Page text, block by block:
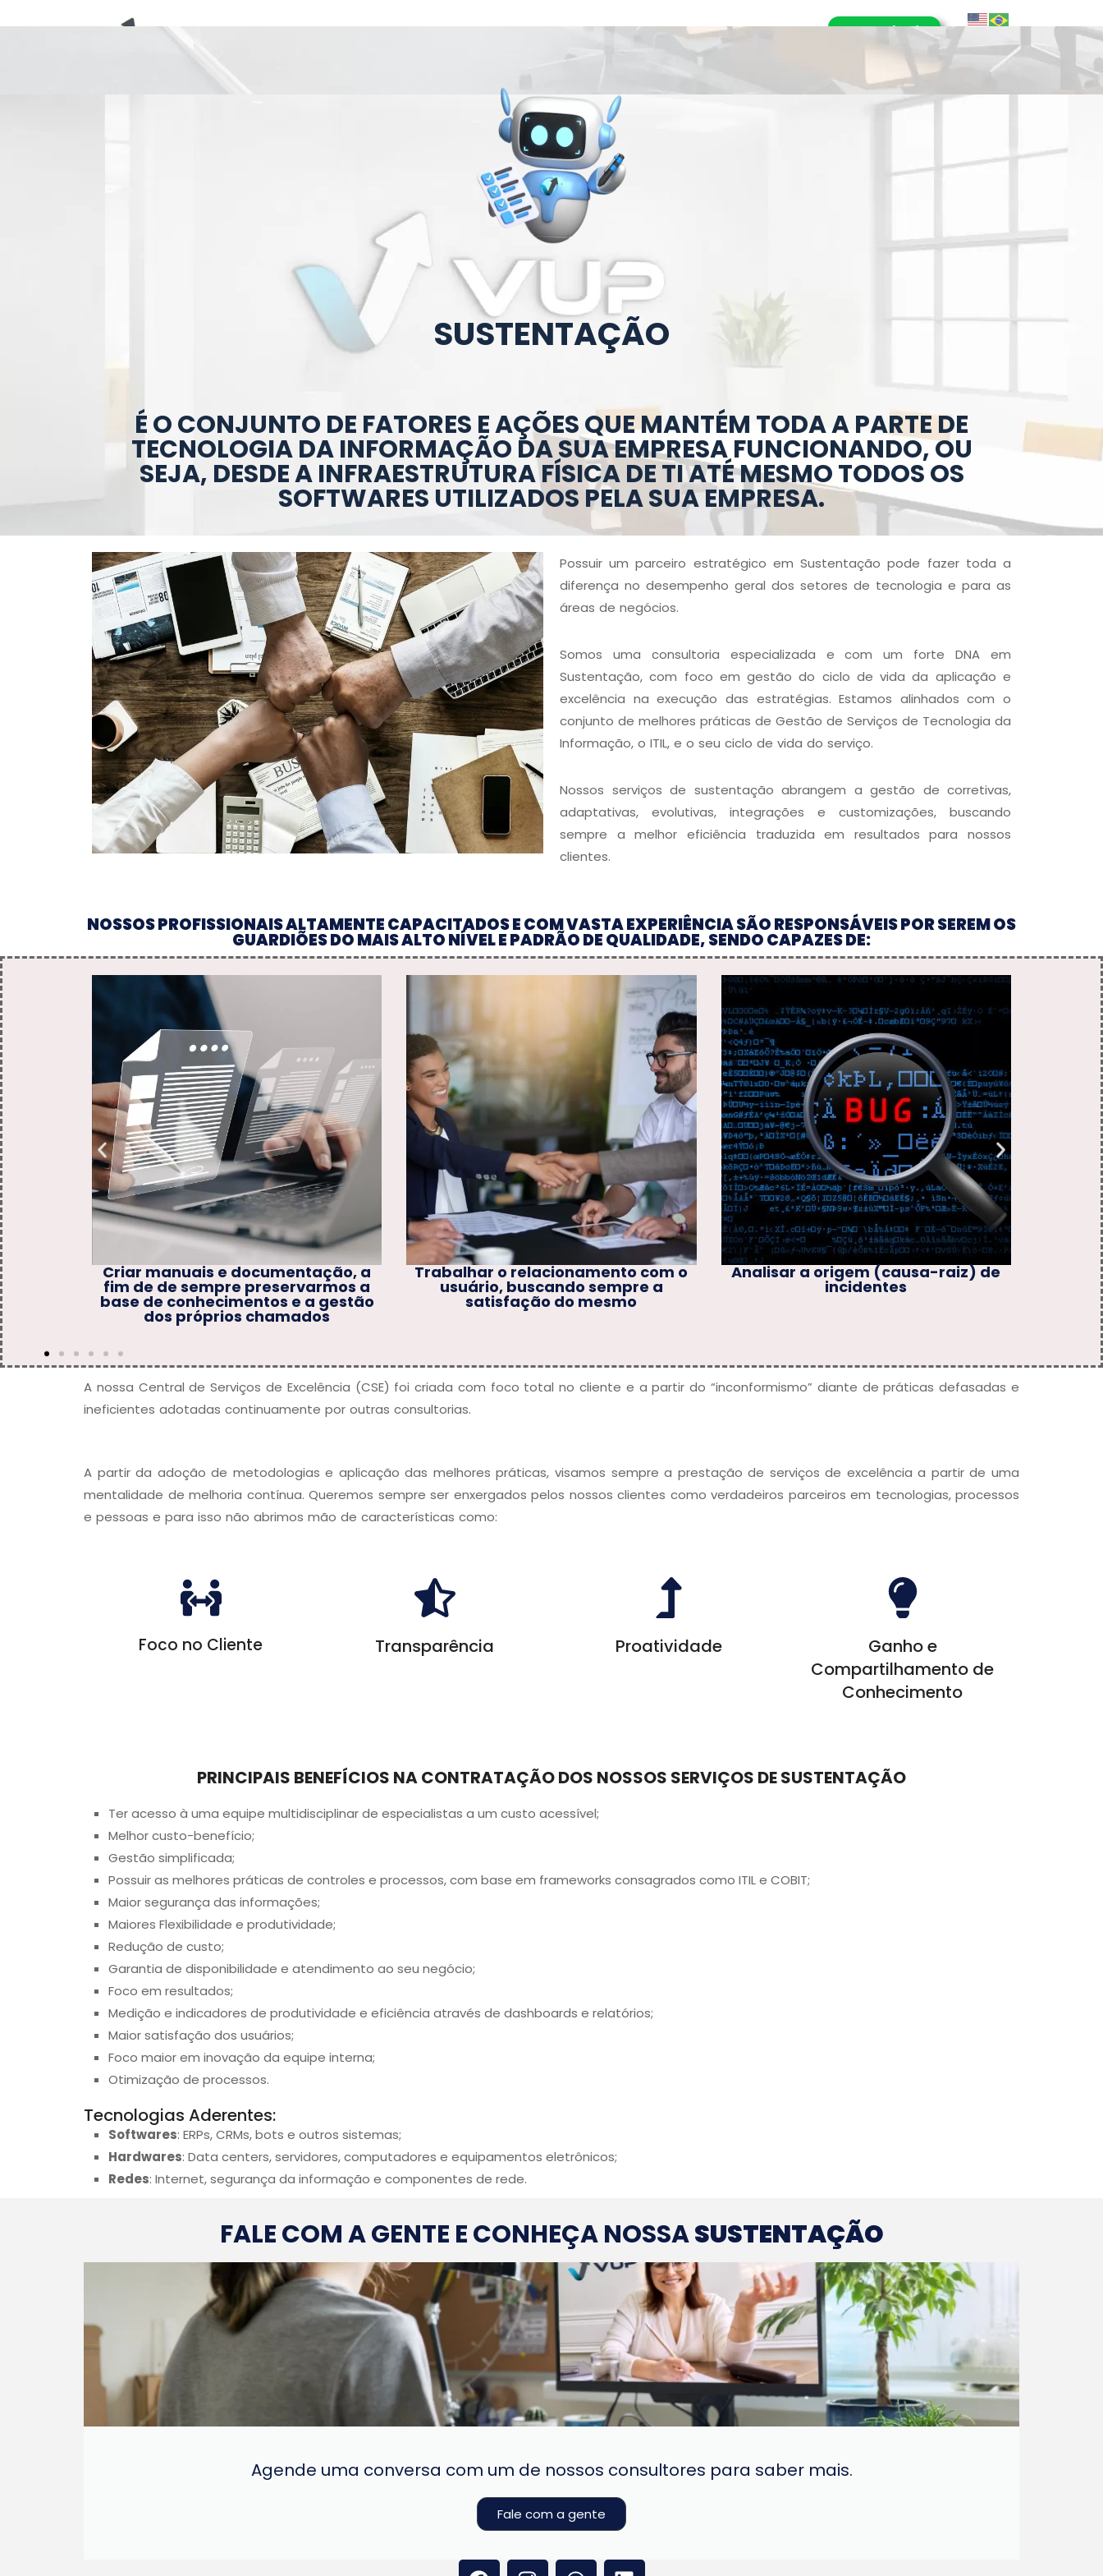
CLIENTES BLOG E-Book (RPA)
SUSTENTAÇÃO
É O CONJUNTO DE FATORES E AÇÕES QUE MANTÉM TODA A PARTE DE
TECNOLOGIA DA INFORMAÇÃO DA SUA EMPRESA FUNCIONANDO, OU
SEJA, DESDE A INFRAESTRUTURA FÍSICA DE TI ATÉ MESMO TODOS OS
SOFTWARES UTILIZADOS PELA SUA EMPRESA.
Possuir um parceiro estratégico em Sustentação pode fazer toda a
diferença no desempenho geral dos setores de tecnologia e para as
áreas de negócios.
Somos uma consultoria especializada e com um forte DNA em
Sustentação, com foco em gestão do ciclo de vida da aplicação e
excelência na execução das estratégias. Estamos alinhados com o
conjunto de melhores práticas de Gestão de Serviços de Tecnologia da
Informação, o ITIL, e o seu ciclo de vida do serviço.
Nossos serviços de sustentação abrangem a gestão de corretivas,
adaptativas, evolutivas, integrações e customizações, buscando
sempre a melhor eficiência traduzida em resultados para nossos
clientes.
NOSSOS PROFISSIONAIS ALTAMENTE CAPACITADOS E COM VASTA EXPERIÊNCIA SÃO RESPONSÁVEIS POR SEREM OS
GUARDIÕES DO MAIS ALTO NÍVEL E PADRÃO DE QUALIDADE, SENDO CAPAZES DE:
a
a
a gestão
Trabalhar o relacionamento com o
usuário, buscando sempre a
satisfação do mesmo
Analisar a origem (causa-raiz) de
incidentes
Atender prontamente aos
incidentes e requisições conforme
A nossa Central de Serviços de Excelência (CSE) foi criada com foco total no cliente e a partir do “inconformismo” diante de práticas defasadas e
ineficientes adotadas continuamente por outras consultorias.
A partir da adoção de metodologias e aplicação das melhores práticas, visamos sempre a prestação de serviços de excelência a partir de uma
mentalidade de melhoria contínua. Queremos sempre ser enxergados pelos nossos clientes como verdadeiros parceiros em tecnologias, processos
e pessoas e para isso não abrimos mão de características como:
Foco no Cliente Transparência Proatividade
Ganho e
Compartilhamento de
Conhecimento
PRINCIPAIS BENEFÍCIOS NA CONTRATAÇÃO DOS NOSSOS SERVIÇOS DE SUSTENTAÇÃO
Ter acesso à uma equipe multidisciplinar de especialistas a um custo acessível;
Melhor custo-benefício;
Gestão simplificada;
Possuir as melhores práticas de controles e processos, com base em frameworks consagrados como ITIL e COBIT;
Maior segurança das informações;
Maiores Flexibilidade e produtividade;
Redução de custo;
Garantia de disponibilidade e atendimento ao seu negócio;
Foco em resultados;
Medição e indicadores de produtividade e eficiência através de dashboards e relatórios;
Maior satisfação dos usuários;
Foco maior em inovação da equipe interna;
Otimização de processos.
Tecnologias Aderentes:
Softwares: ERPs, CRMs, bots e outros sistemas;
Hardwares: Data centers, servidores, computadores e equipamentos eletrônicos;
Redes: Internet, segurança da informação e componentes de rede.
FALE COM A GENTE E CONHEÇA NOSSASUSTENTAÇÃO
Agende uma conversa com um de nossos consultores para saber mais.
Fale com a gente